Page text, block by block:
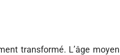
transformé. L’âge moyen